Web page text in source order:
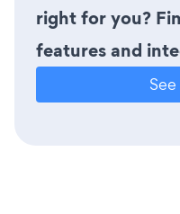
right for you?
features and